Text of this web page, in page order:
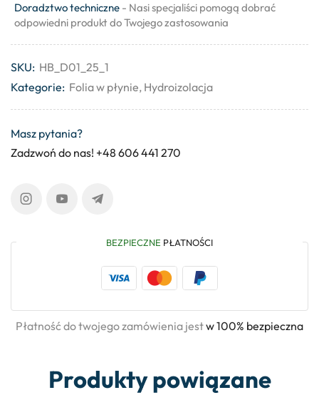
Doradztwo techniczne - Nasi specjaliści pomogą dobrać
odpowiedni produkt do Twojego zastosowania
SKU: HB_D01_25_1
Kategorie: Folia w płynie, Hydroizolacja
Masz pytania?
Zadzwoń do nas! +48 606 441 270
BEZPIECZNE PŁATNOŚCI
Płatność do twojego zamówienia jestw 100% bezpieczna
Produkty powiązane